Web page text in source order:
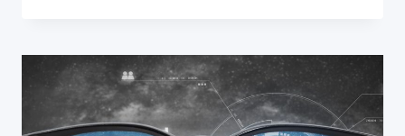
HEADLESS
WORDPRESS:
КАКВО,
ЗАЩО